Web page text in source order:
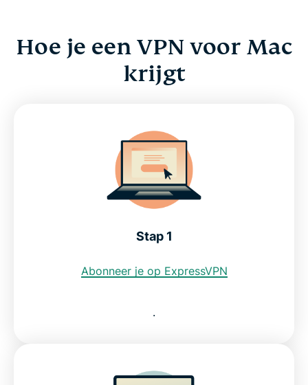
Hoe je een VPN voor Mac
krijgt
Stap 1
Abonneer je op ExpressVPN
.